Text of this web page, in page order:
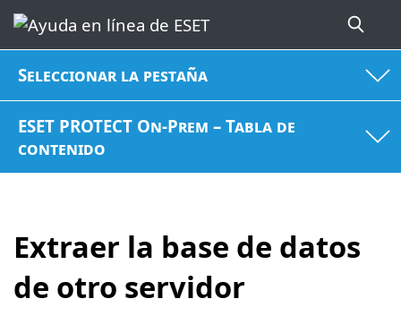
Seleccionar la pestaña
ESET PROTECT On-Prem – Tabla de
contenido
Extraer la base de datos
de otro servidor